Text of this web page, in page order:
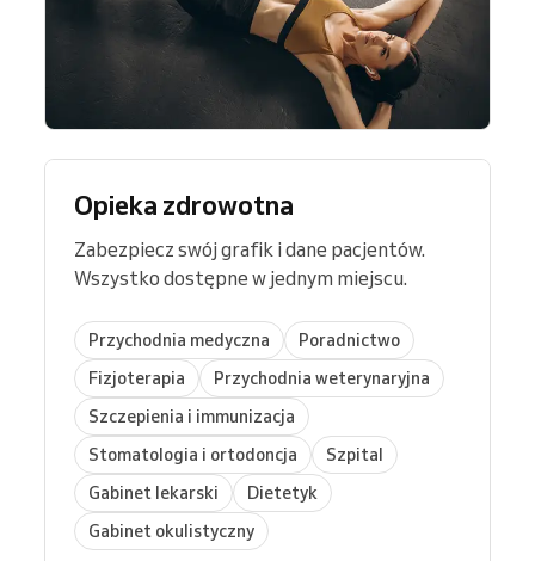
Opieka zdrowotna
Zabezpiecz swój grafik i dane pacjentów.
Wszystko dostępne w jednym miejscu.
Przychodnia medyczna
Poradnictwo
Fizjoterapia
Przychodnia weterynaryjna
Szczepienia i immunizacja
Stomatologia i ortodoncja
Szpital
Gabinet lekarski
Dietetyk
Gabinet okulistyczny